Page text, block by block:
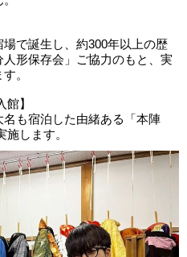
で誕生し、約300年以上の歴
形保存会」ご協力のもと、実
。
】
名も宿泊した由緒ある「本陣
します。